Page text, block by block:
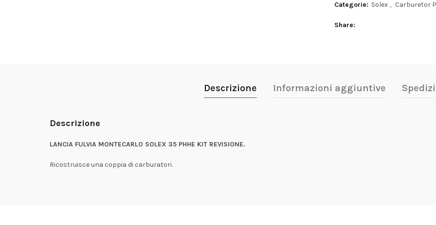
Categorie: Solex , Carburetor
Share
Descrizione Informazioni aggiuntive
Descrizione
LANCIA FULVIA MONTECARLO SOLEX 35 PHHE KIT REVISIONE.
Ricostruisce una coppia di carburatori.